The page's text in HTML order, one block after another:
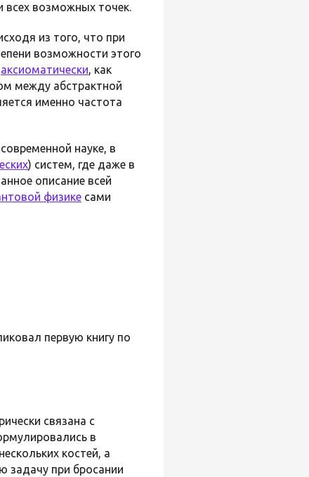
возможных точек.
из того, что при
возможности этого
аксиоматически, как
между абстрактной
именно частота
науке, в
) систем, где даже в
описание всей
физике сами
первую книгу по
связана с
в
костей, а
задачу при бросании